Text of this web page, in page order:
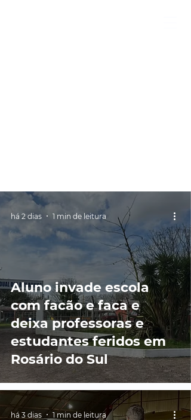
Aluno invade escola
com facão e faca e
deixa professoras e
estudantes feridos em
Rosário do Sul
há 2 dias 1 min de leitura
há 3 dias 1 min de leitura